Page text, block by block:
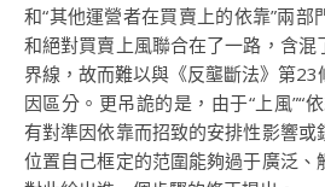
和“其他運營者在買賣上的依靠”兩
和絕對買賣上風聯合在了一路，含混
界線，故而難以與《反壟斷法》第
因區分。更吊詭的是，由于“上風”“
有對準因依靠而招致的安排性影響或
位置自己框定的范圍能夠過于廣泛、